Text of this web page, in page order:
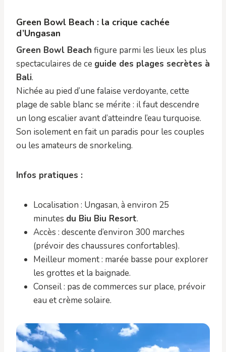
Green Bowl Beach : la crique cachée
d’Ungasan
Green Bowl Beach figure parmi les lieux les plus
spectaculaires de ce guide des plages secrètes à
Bali.
Nichée au pied d’une falaise verdoyante, cette
plage de sable blanc se mérite : il faut descendre
un long escalier avant d’atteindre l’eau turquoise.
Son isolement en fait un paradis pour les couples
ou les amateurs de snorkeling.
Infos pratiques :
Localisation : Ungasan, à environ 25
minutes du Biu Biu Resort.
Accès : descente d’environ 300 marches
(prévoir des chaussures confortables).
Meilleur moment : marée basse pour explorer
les grottes et la baignade.
Conseil : pas de commerces sur place, prévoir
eau et crème solaire.